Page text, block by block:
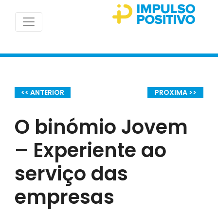
<< ANTERIOR PROXIMA >>
O binómio Jovem
– Experiente ao
serviço das
empresas